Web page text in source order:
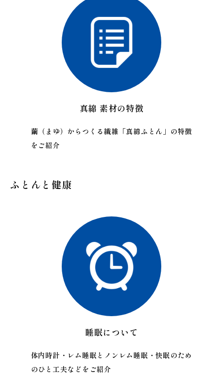
真綿 素材の特徴
繭（まゆ）からつくる繊維「真綿ふとん」の特徴
をご紹介
ふとんと健康
睡眠について
体内時計・レム睡眠とノンレム睡眠・快眠のため
のひと工夫などをご紹介